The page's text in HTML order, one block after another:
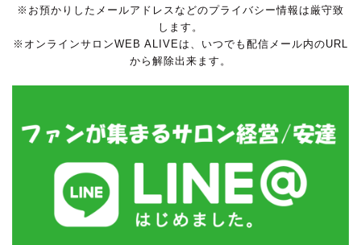
※お預かりしたメールアドレスなどのプライバシー情報は厳守致
します。
※オンラインサロンWEB ALIVEは、いつでも配信メール内のURL
から解除出来ます。